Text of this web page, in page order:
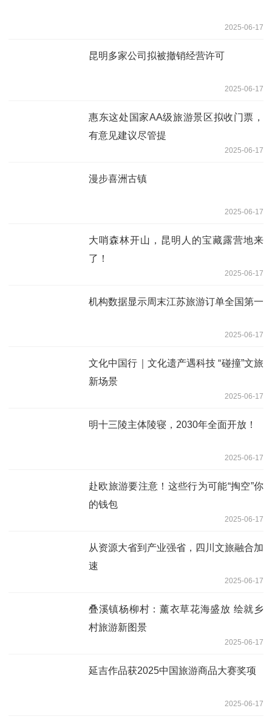
2025-06-17
昆明多家公司拟被撤销经营许可
2025-06-17
惠东这处国家AA级旅游景区拟收门票，
有意见建议尽管提
2025-06-17
漫步喜洲古镇
2025-06-17
大哨森林开山，昆明人的宝藏露营地来
了！
2025-06-17
机构数据显示周末江苏旅游订单全国第一
2025-06-17
文化中国行｜文化遗产遇科技 “碰撞”文旅
新场景
2025-06-17
明十三陵主体陵寝，2030年全面开放！
2025-06-17
赴欧旅游要注意！这些行为可能“掏空”你
的钱包
2025-06-17
从资源大省到产业强省，四川文旅融合加
速
2025-06-17
叠溪镇杨柳村：薰衣草花海盛放 绘就乡
村旅游新图景
2025-06-17
延吉作品获2025中国旅游商品大赛奖项
2025-06-17